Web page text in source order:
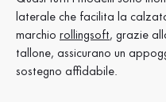
laterale che facilita la
marchio rollingsoft, grazie
tallone, assicurano un
sostegno affidabile.